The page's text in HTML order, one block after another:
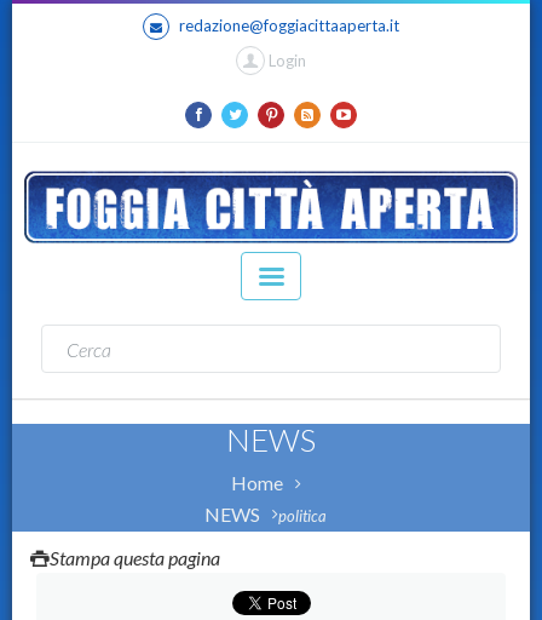
redazione@foggiacittaaperta.it
Login
NEWS
Home
NEWS
politica
Stampa questa pagina